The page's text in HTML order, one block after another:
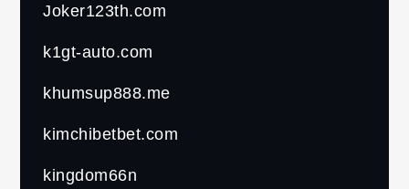
Joker123th.com
k1gt-auto.com
khumsup888.me
kimchibetbet.com
kingdom66n